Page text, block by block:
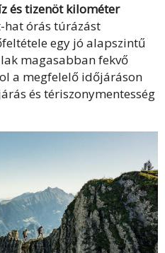
és tizenöt kilométer
hat órás túrázást
egy jó alapszintű
magasabban fekvő
a megfelelő időjáráson
és tériszonymentesség